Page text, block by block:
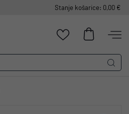
Stanje košarice: 0,00 €